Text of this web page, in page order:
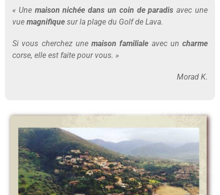
« Une maison nichée dans un coin de paradis avec une
vue magnifique sur la plage du Golf de Lava.
Si vous cherchez une maison familiale avec un charme
corse, elle est faite pour vous. »
Morad K.